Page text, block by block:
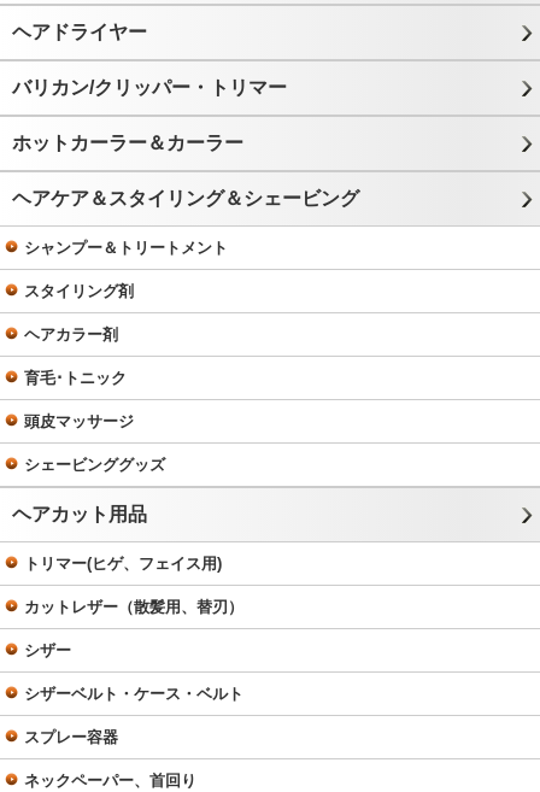
ヘアドライヤー
バリカン/クリッパー・トリマー
ホットカーラー＆カーラー
ヘアケア＆スタイリング＆シェービング
シャンプー＆トリートメント
スタイリング剤
ヘアカラー剤
育毛･トニック
頭皮マッサージ
シェービンググッズ
ヘアカット用品
トリマー(ヒゲ、フェイス用)
カットレザー（散髪用、替刃）
シザー
シザーベルト・ケース・ベルト
スプレー容器
ネックペーパー、首回り